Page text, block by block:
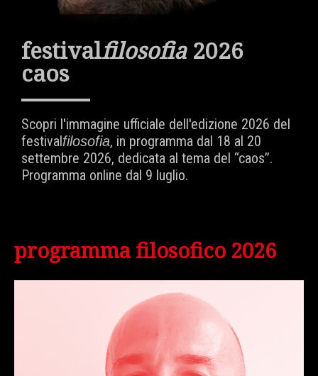
festivalfilosofia2026
caos
Scopri l'immagine ufficiale dell'edizione 2026 del
festivalfilosofia, in programma dal 18 al 20
settembre 2026, dedicata al tema del “caos”.
Programma online dal 9 luglio.
programma filosofico 2026